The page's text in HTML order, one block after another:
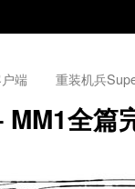
端 重装机兵
MM1全篇